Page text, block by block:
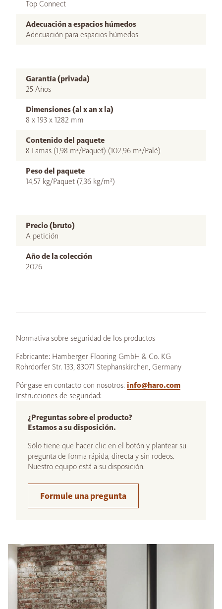
Top Connect
Adecuación a espacios húmedos
Adecuación para espacios húmedos
Garantía (privada)
25 Años
Dimensiones (al x an x la)
8 x 193 x 1282 mm
Contenido del paquete
8 Lamas (1,98 m²/Paquet) (102,96 m²/Palé)
Peso del paquete
14,57 kg/Paquet (7,36 kg/m²)
Precio (bruto)
A petición
Año de la colección
2026
Normativa sobre seguridad de los productos
Fabricante: Hamberger Flooring GmbH & Co. KG
Rohrdorfer Str. 133, 83071 Stephanskirchen, Germany
Póngase en contacto con nosotros: info@haro.com
Instrucciones de seguridad: --
¿Preguntas sobre el producto?
Estamos a su disposición.
Sólo tiene que hacer clic en el botón y plantear su
pregunta de forma rápida, directa y sin rodeos.
Nuestro equipo está a su disposición.
Formule una pregunta